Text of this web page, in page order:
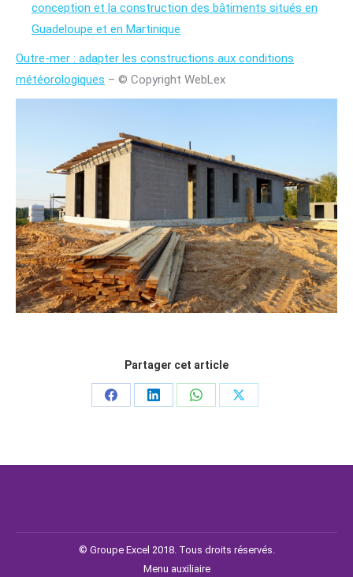
conception et la construction des bâtiments situés en
Guadeloupe et en Martinique
Outre-mer : adapter les constructions aux conditions
météorologiques – © Copyright WebLex
Partager cet article
© Groupe Excel 2018. Tous droits réservés.
Menu auxiliaire